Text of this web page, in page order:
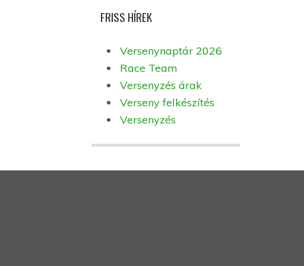
FRISS HÍREK
Versenynaptár 2026
Race Team
Versenyzés árak
Verseny felkészítés
Versenyzés